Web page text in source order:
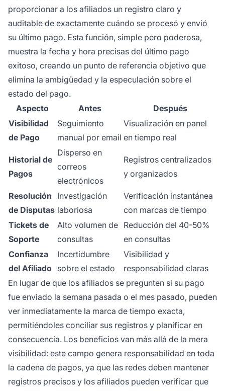
proporcionar a los afiliados un registro claro y
auditable de exactamente cuándo se procesó y envió
su último pago. Esta función, simple pero poderosa,
muestra la fecha y hora precisas del último pago
exitoso, creando un punto de referencia objetivo que
elimina la ambigüedad y la especulación sobre el
estado del pago.
Aspecto
Antes
Después
Visibilidad
de Pago
Seguimiento
manual por email
Visualización en panel
en tiempo real
Historial de
Pagos
Disperso en
correos
electrónicos
Registros centralizados
y organizados
Resolución
de Disputas
Investigación
laboriosa
Verificación instantánea
con marcas de tiempo
Tickets de
Soporte
Alto volumen de
consultas
Reducción del 40-50%
en consultas
Confianza
del Afiliado
Incertidumbre
sobre el estado
Visibilidad y
responsabilidad claras
En lugar de que los afiliados se pregunten si su pago
fue enviado la semana pasada o el mes pasado, pueden
ver inmediatamente la marca de tiempo exacta,
permitiéndoles conciliar sus registros y planificar en
consecuencia. Los beneficios van más allá de la mera
visibilidad: este campo genera responsabilidad en toda
la cadena de pagos, ya que las redes deben mantener
registros precisos y los afiliados pueden verificar que